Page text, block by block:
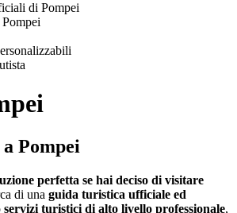
Pompei
perfetta se hai deciso di visitare
di una guida turistica ufficiale ed
servizi turistici di alto livello professionale,